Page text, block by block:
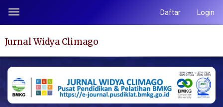
halaman
Navigasi
Isi
Utama
Toggle
navigation
Daftar Login
Jurnal Widya Climago